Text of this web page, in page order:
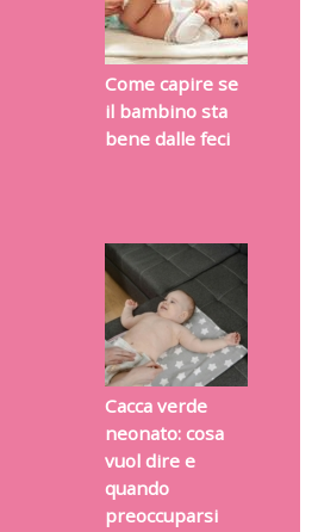
Come capire se
il bambino sta
bene dalle feci
Cacca verde
neonato: cosa
vuol dire e
quando
preoccuparsi